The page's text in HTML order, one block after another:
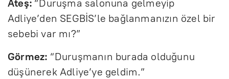
Ateş: “Duruşma salonuna gelmeyip
Adliye’den SEGBİS’le bağlanmanızın özel bir
sebebi var mı?”
Görmez: “Duruşmanın burada olduğunu
düşünerek Adliye’ye geldim.”